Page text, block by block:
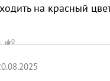
на красный
0